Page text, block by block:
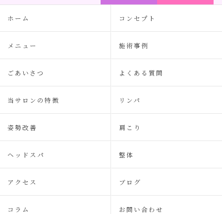
ホーム コンセプト
メニュー 施術事例
ごあいさつ よくある質問
当サロンの特徴 リンパ
姿勢改善 肩こり
ヘッドスパ 整体
アクセス ブログ
コラム お問い合わせ